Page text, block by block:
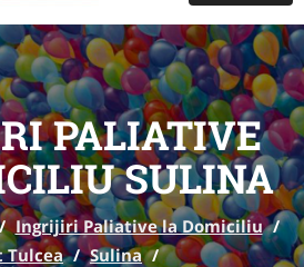
PALIATIVE
SULINA
Ingrijiri Paliative la Domiciliu /
Tulcea / Sulina /